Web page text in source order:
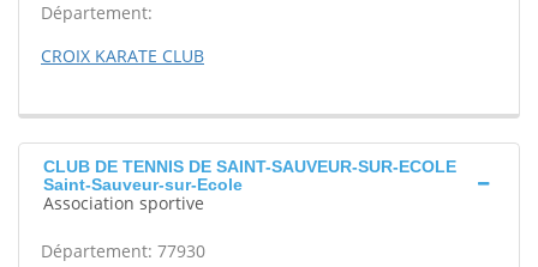
Département:
CROIX KARATE CLUB
CLUB DE TENNIS DE SAINT-SAUVEUR-SUR-ECOLE
Saint-Sauveur-sur-Ecole
Association sportive
Département: 77930